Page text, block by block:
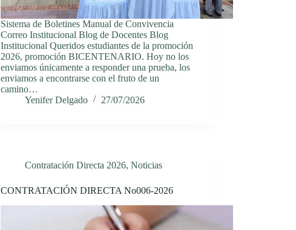
Sistema de Boletines Manual de Convivencia
Correo Institucional Blog de Docentes Blog
Institucional Queridos estudiantes de la promoción
2026, promoción BICENTENARIO. Hoy no los
enviamos únicamente a responder una prueba, los
enviamos a encontrarse con el fruto de un
camino…
Yenifer Delgado
27/07/2026
Contratación Directa 2026,Noticias
CONTRATACIÓN DIRECTA No006-2026